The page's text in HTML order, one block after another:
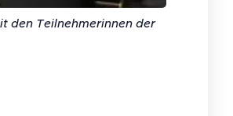
den Teilnehmerinnen der